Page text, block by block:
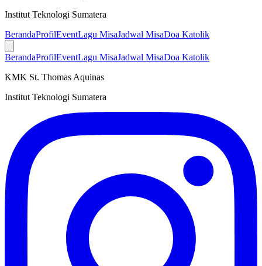
Institut Teknologi Sumatera
BerandaProfilEventLagu MisaJadwal MisaDoa Katolik
BerandaProfilEventLagu MisaJadwal MisaDoa Katolik
KMK St. Thomas Aquinas
Institut Teknologi Sumatera